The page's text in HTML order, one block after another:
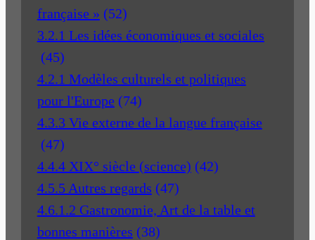
française » (52)
3.2.1 Les idées économiques et sociales
(45)
4.2.1 Modèles culturels et politiques
pour l'Europe (74)
4.3.3 Vie externe de la langue française
(47)
4.4.4 XIX° siècle (science) (42)
4.5.5 Autres regards (47)
4.6.1.2 Gastronomie, Art de la table et
bonnes manières (38)